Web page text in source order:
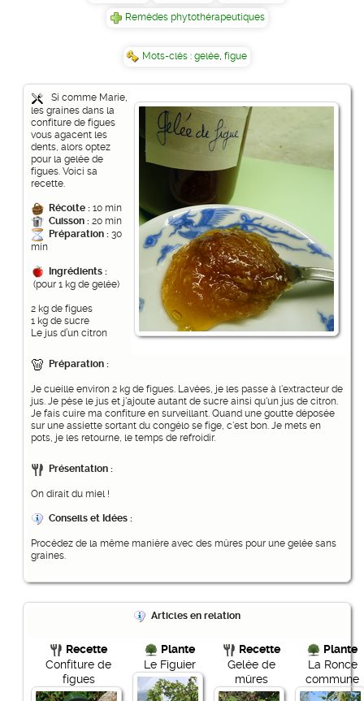
Remèdes phytothérapeutiques
Mots-clés : gelée, figue
Si comme Marie,
les graines dans la
confiture de figues
vous agacent les
dents, alors optez
pour la gelée de
figues. Voici sa
recette.
Récolte : 10 min
Cuisson : 20 min
Préparation : 30
min
Ingrédients :
(pour 1 kg de gelée)
2 kg de figues
1 kg de sucre
Le jus d’un citron
Préparation :
Je cueille environ 2 kg de figues. Lavées, je les passe à l'extracteur de
jus. Je pèse le jus et j'ajoute autant de sucre ainsi qu'un jus de citron.
Je fais cuire ma confiture en surveillant. Quand une goutte déposée
sur une assiette sortant du congélo se fige, c'est bon. Je mets en
pots, je les retourne, le temps de refroidir.
Présentation :
On dirait du miel !
Conseils et Idées :
Procédez de la même manière avec des mûres pour une gelée sans
graines.
Articles en relation
Recette
Confiture de
figues
Plante
Le Figuier
Recette
Gelée de
mûres
Plante
La Ronce
commune